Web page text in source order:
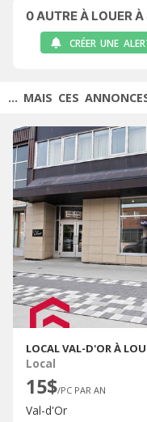
0AUTRE À LOUER
CRÉER UNE
... MAIS CES
LOCAL VAL-D'OR À
Local
15$/PC PAR AN
Val-d'Or